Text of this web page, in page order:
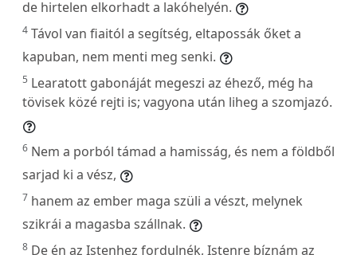
de hirtelen elkorhadt a lakóhelyén.
4 Távol van fiaitól a segítség, eltapossák őket a
kapuban, nem menti meg senki.
5 Learatott gabonáját megeszi az éhező, még ha
tövisek közé rejti is; vagyona után liheg a szomjazó.
6 Nem a porból támad a hamisság, és nem a földből
sarjad ki a vész,
7 hanem az ember maga szüli a vészt, melynek
szikrái a magasba szállnak.
8 De én az Istenhez fordulnék, Istenre bíznám az